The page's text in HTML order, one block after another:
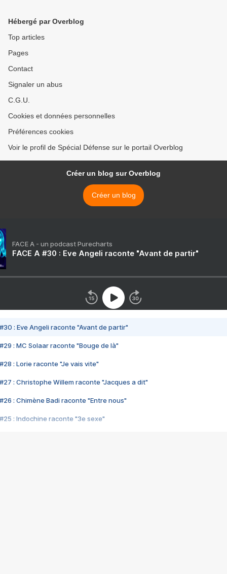
Hébergé par Overblog
Top articles
Pages
Contact
Signaler un abus
C.G.U.
Cookies et données personnelles
Préférences cookies
Voir le profil de Spécial Défense sur le portail Overblog
Créer un blog sur Overblog
Créer un blog
FACE A - un podcast Purecharts
FACE A #30 : Eve Angeli raconte "Avant de partir"
#30 : Eve Angeli raconte "Avant de partir"
#29 : MC Solaar raconte "Bouge de là"
#28 : Lorie raconte "Je vais vite"
#27 : Christophe Willem raconte "Jacques a dit"
#26 : Chimène Badi raconte "Entre nous"
#25 : Indochine raconte "3e sexe"